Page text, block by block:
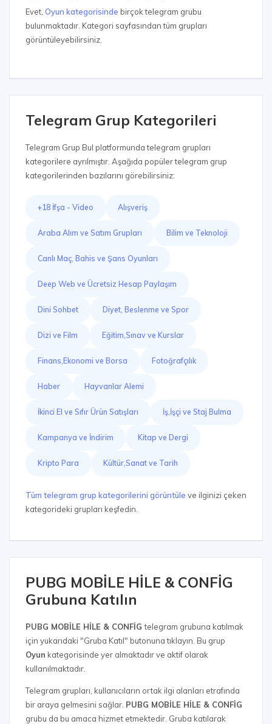
Evet, Oyun kategorisinde birçok telegram grubu
bulunmaktadır. Kategori sayfasından tüm grupları
görüntüleyebilirsiniz.
Telegram Grup Kategorileri
Telegram Grup Bul platformunda telegram grupları
kategorilere ayrılmıştır. Aşağıda popüler telegram grup
kategorilerinden bazılarını görebilirsiniz:
+18 İfşa - Video Alışveriş
Araba Alım ve Satım Grupları Bilim ve Teknoloji
Canlı Maç, Bahis ve Şans Oyunları
Deep Web ve Ücretsiz Hesap Paylaşım
Dini Sohbet Diyet, Beslenme ve Spor
Dizi ve Film Eğitim,Sınav ve Kurslar
Finans,Ekonomi ve Borsa Fotoğrafçılık
Haber Hayvanlar Alemi
İkinci El ve Sıfır Ürün Satışları İş,İşçi ve Staj Bulma
Kampanya ve İndirim Kitap ve Dergi
Kripto Para Kültür,Sanat ve Tarih
Tüm telegram grup kategorilerini görüntüle ve ilginizi çeken
kategorideki grupları keşfedin.
PUBG MOBİLE HİLE & CONFİG
Grubuna Katılın
PUBG MOBİLE HİLE & CONFİGtelegram grubuna katılmak
için yukarıdaki "Gruba Katıl" butonuna tıklayın. Bu grup
Oyun kategorisinde yer almaktadır ve aktif olarak
kullanılmaktadır.
Telegram grupları, kullanıcıların ortak ilgi alanları etrafında
bir araya gelmesini sağlar. PUBG MOBİLE HİLE & CONFİG
grubu da bu amaca hizmet etmektedir. Gruba katılarak